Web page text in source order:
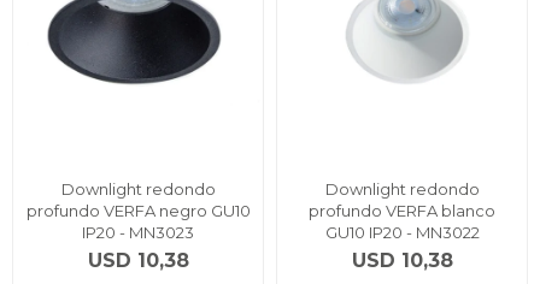
Downlight redondo
profundo VERFA negro GU10
IP20 - MN3023
USD 10,38
Downlight redondo
profundo VERFA blanco
GU10 IP20 - MN3022
USD 10,38